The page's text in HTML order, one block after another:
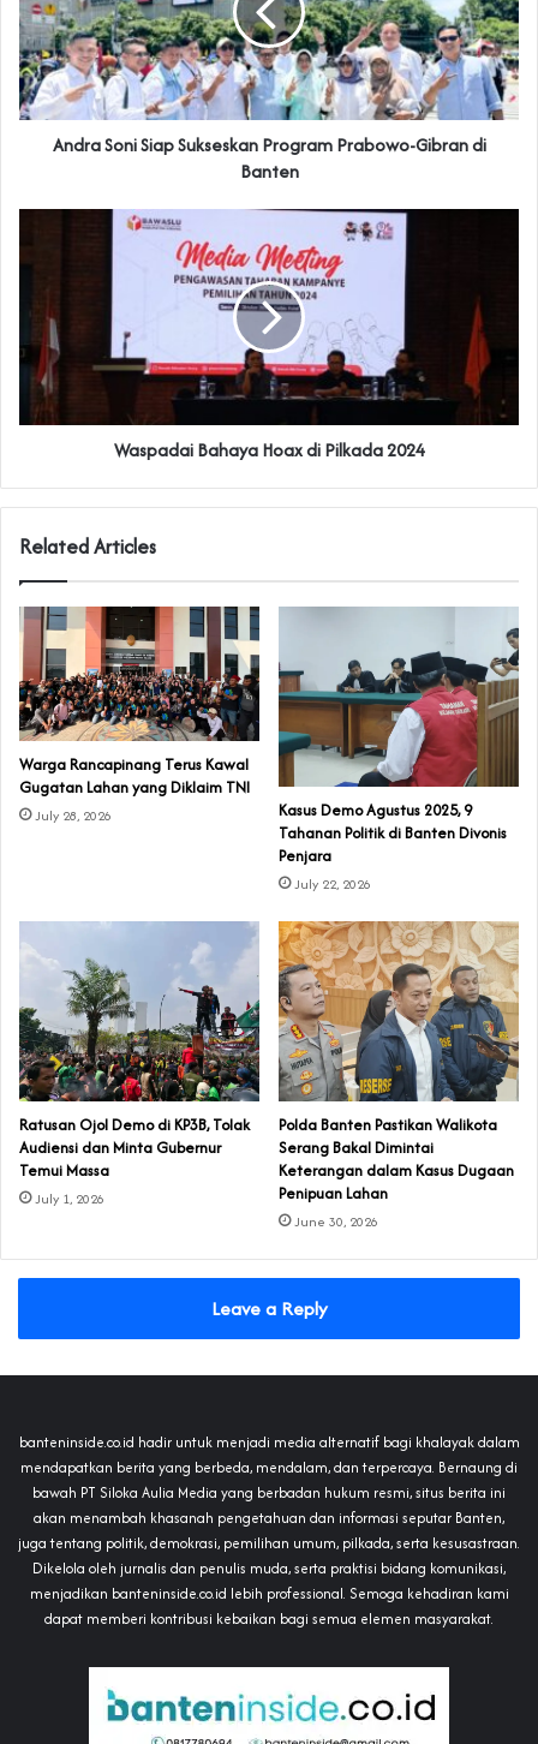
Andra Soni Siap Sukseskan Program Prabowo-Gibran di
Banten
Waspadai Bahaya Hoax di Pilkada 2024
Related Articles
‎Warga Rancapinang Terus Kawal
Gugatan Lahan yang Diklaim TNI‎‎
July 28, 2026
‎Kasus Demo Agustus 2025, 9
Tahanan Politik di Banten Divonis
Penjara
July 22, 2026
‎Ratusan Ojol Demo di KP3B, Tolak
Audiensi dan Minta Gubernur
Temui Massa
July 1, 2026
Polda Banten Pastikan Walikota
Serang Bakal Dimintai
Keterangan dalam Kasus Dugaan
Penipuan Lahan
June 30, 2026
Leave a Reply
banteninside.co.id hadir untuk menjadi media alternatif bagi khalayak dalam
mendapatkan berita yang berbeda, mendalam, dan terpercaya. Bernaung di
bawah PT Siloka Aulia Media yang berbadan hukum resmi, situs berita ini
akan menambah khasanah pengetahuan dan informasi seputar Banten,
juga tentang politik, demokrasi, pemilihan umum, pilkada, serta kesusastraan.
Dikelola oleh jurnalis dan penulis muda, serta praktisi bidang komunikasi,
menjadikan banteninside.co.id lebih professional. Semoga kehadiran kami
dapat memberi kontribusi kebaikan bagi semua elemen masyarakat.